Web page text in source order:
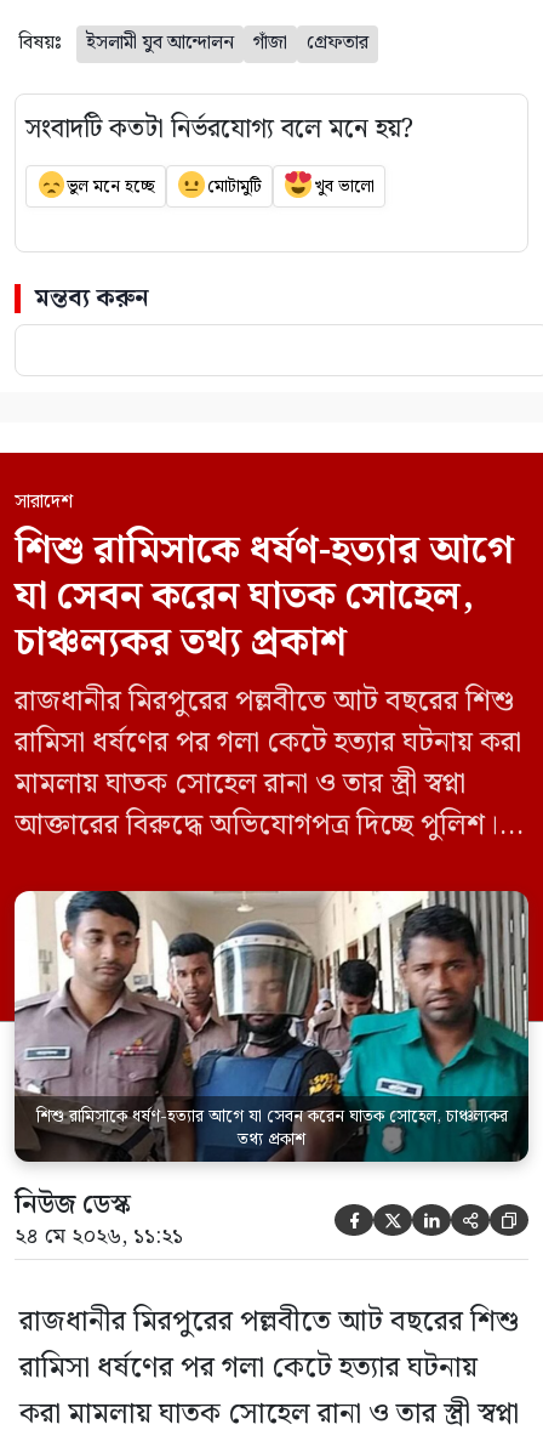
বিষয়ঃ ইসলামী যুব আন্দোলন গাঁজা গ্রেফতার
সংবাদটি কতটা নির্ভরযোগ্য বলে মনে হয়?
ভুল মনে হচ্ছে মোটামুটি খুব ভালো
মন্তব্য করুন
সারাদেশ
শিশু রামিসাকে ধর্ষণ-হত্যার আগে
যা সেবন করেন ঘাতক সোহেল,
চাঞ্চল্যকর তথ্য প্রকাশ
রাজধানীর মিরপুরের পল্লবীতে আট বছরের শিশু
রামিসা ধর্ষণের পর গলা কেটে হত্যার ঘটনায় করা
মামলায় ঘাতক সোহেল রানা ও তার স্ত্রী স্বপ্না
আক্তারের বিরুদ্ধে অভিযোগপত্র দিচ্ছে পুলিশ।
সেবন করেছিলেন বলে জবানবন্দিতে
জানিয়েছেন আসামি। রোববার (২৪ মে) সকালে
মামলার তদন্ত কর্মকর্তা পল্লবী থানার উপ-
পরিদর্শক অহিদুজ্জামান এ তথ্য নিছিত করেন।
তিনি বলেন, […]
শিশু রামিসাকে ধর্ষণ-হত্যার আগে যা সেবন করেন ঘাতক সোহেল, চাঞ্চল্যকর
তথ্য প্রকাশ
নিউজ ডেস্ক
২৪ মে ২০২৬, ১১:২১     
রাজধানীর মিরপুরের পল্লবীতে আট বছরের শিশু
রামিসা ধর্ষণের পর গলা কেটে হত্যার ঘটনায়
করা মামলায় ঘাতক সোহেল রানা ও তার স্ত্রী স্বপ্না